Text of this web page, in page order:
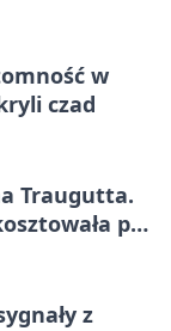
w
czad
Traugutta.
pół
z